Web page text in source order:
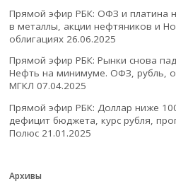
Прямой эфир РБК: ОФЗ и платина
в металлы, акции нефтяников и
облигациях 26.06.2025
Прямой эфир РБК: Рынки снова
Нефть на минимуме. ОФЗ, рубль,
МГКЛ 07.04.2025
Прямой эфир РБК: Доллар ниже
дефицит бюджета, курс рубля,
Полюс 21.01.2025
Архивы